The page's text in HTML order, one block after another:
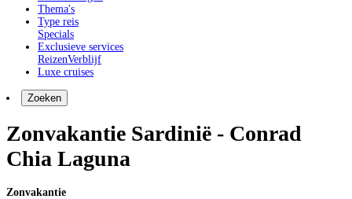
Thema's
Type reis
Specials
Exclusieve services
ReizenVerblijf
Luxe cruises
Zoeken
Zonvakantie Sardinië - Conrad
Chia Laguna
Zonvakantie